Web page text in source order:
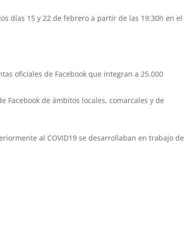
días 15 y 22 de febrero a partir de las 19:30h en el
oficiales de Facebook que integran a 25.000
de ámbitos locales, comarcales y de
al COVID19 se desarrollaban en trabajo de